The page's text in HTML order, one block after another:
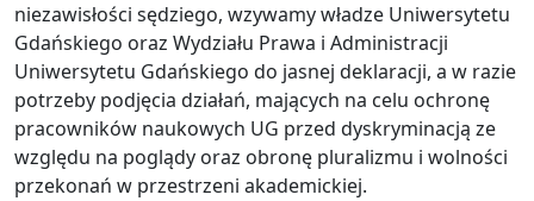
niezawisłości sędziego, wzywamy władze Uniwersytetu
Gdańskiego oraz Wydziału Prawa i Administracji
Uniwersytetu Gdańskiego do jasnej deklaracji, a w razie
potrzeby podjęcia działań, mających na celu ochronę
pracowników naukowych UG przed dyskryminacją ze
względu na poglądy oraz obronę pluralizmu i wolności
przekonań w przestrzeni akademickiej.